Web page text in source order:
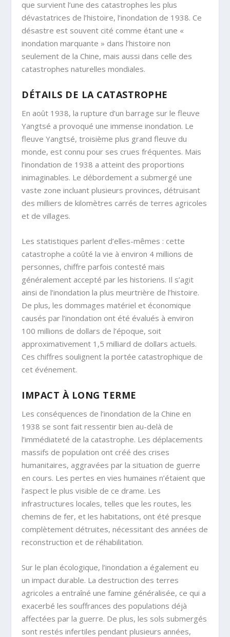
que survient l’une des catastrophes les plus
dévastatrices de l’histoire, l’inondation de 1938. Ce
désastre est souvent cité comme étant une «
inondation marquante » dans l’histoire non
seulement de la Chine, mais aussi dans celle des
catastrophes naturelles mondiales.
DÉTAILS DE LA CATASTROPHE
En août 1938, la rupture d’un barrage sur le fleuve
Yangtsé a provoqué une immense inondation. Le
fleuve Yangtsé, troisième plus grand fleuve du
monde, est connu pour ses crues fréquentes. Mais
l’inondation de 1938 a atteint des proportions
inimaginables. Le débordement a submergé une
vaste zone incluant plusieurs provinces, détruisant
des milliers de kilomètres carrés de terres agricoles
et de villages.
Les statistiques parlent d’elles-mêmes : cette
catastrophe a coûté la vie à environ 4 millions de
personnes, chiffre parfois contesté mais
généralement accepté par les historiens. Il s’agit
ainsi de l’inondation la plus meurtrière de l’histoire.
De plus, les dommages matériel et économique
causés par l’inondation ont été évalués à environ
100 millions de dollars de l’époque, soit
approximativement 1,5 milliard de dollars actuels.
Ces chiffres soulignent la portée catastrophique de
cet événement.
IMPACT À LONG TERME
Les conséquences de l’inondation de la Chine en
1938 se sont fait ressentir bien au-delà de
l’immédiateté de la catastrophe. Les déplacements
massifs de population ont créé des crises
humanitaires, aggravées par la situation de guerre
en cours. Les pertes en vies humaines n’étaient que
l’aspect le plus visible de ce drame. Les
infrastructures locales, telles que les routes, les
chemins de fer, et les habitations, ont été presque
complètement détruites, nécessitant des années de
reconstruction et de réhabilitation.
Sur le plan écologique, l’inondation a également eu
un impact durable. La destruction des terres
agricoles a entraîné une famine généralisée, ce qui a
exacerbé les souffrances des populations déjà
affectées par la guerre. De plus, les sols submergés
sont restés infertiles pendant plusieurs années,